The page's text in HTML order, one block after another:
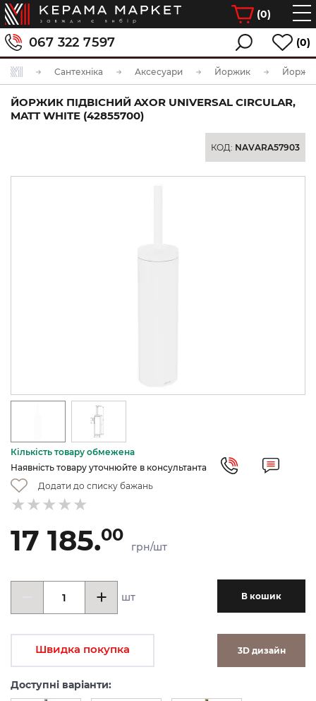
(0)
067 322 7597 (0)
Сантехніка Аксесуари Йоржик
ЙОРЖИК ПІДВІСНИЙ AXOR UNIVERSAL CIRCULAR,
MATT WHITE (42855700)
КОД: NAVARA57903
Кількість товару обмежена
Наявність товару уточнюйте в консультанта
Додати до списку бажань
17 185.00
грн/шт
шт В кошик
Швидка покупка 3D дизайн
Доступні варіанти: